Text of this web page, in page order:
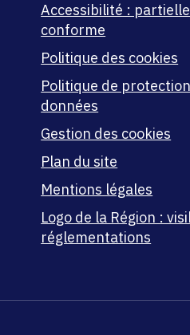
Accessibilité :
conforme
Politique des cookies
Politique de
données
Gestion des cookies
Plan du site
Mentions légales
Logo de la Région :
réglementations